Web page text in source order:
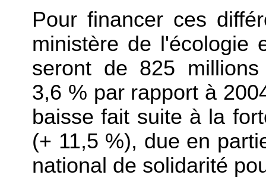
Pour financer ces
ministère de l'écologie
seront de 825
3,6 % par rapport à
baisse fait suite à la
(+ 11,5 %), due en
national de solidarité